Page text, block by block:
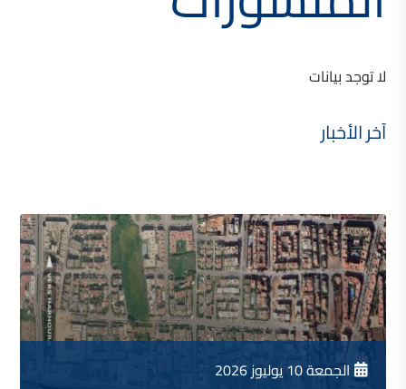
لا توجد بيانات
آخر الأخبار
الجمعة 10 يوليوز 2026